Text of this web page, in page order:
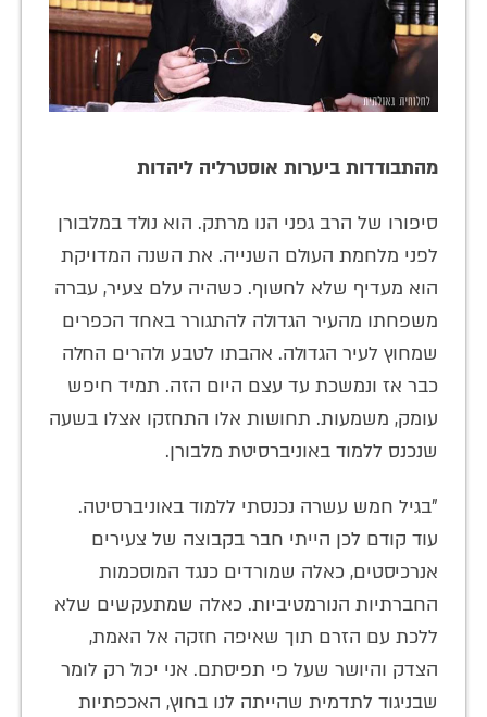
מהתבודדות ביערות אוסטרליה ליהדות
סיפורו של הרב גפני הנו מרתק. הוא נולד במלבורן
לפני מלחמת העולם השנייה. את השנה המדויקת
הוא מעדיף שלא לחשוף. כשהיה עלם צעיר, עברה
משפחתו מהעיר הגדולה להתגורר באחד הכפרים
שמחוץ לעיר הגדולה. אהבתו לטבע ולהרים החלה
כבר אז ונמשכת עד עצם היום הזה. תמיד חיפש
עומק, משמעות. תחושות אלו התחזקו אצלו בשעה
שנכנס ללמוד באוניברסיטת מלבורן.
"בגיל חמש עשרה נכנסתי ללמוד באוניברסיטה.
עוד קודם לכן הייתי חבר בקבוצה של צעירים
אנרכיסטים, כאלה שמורדים כנגד המוסכמות
החברתיות הנורמטיביות. כאלה שמתעקשים שלא
ללכת עם הזרם תוך שאיפה חזקה אל האמת,
הצדק והיושר שעל פי תפיסתם. אני יכול רק לומר
שבניגוד לתדמית שהייתה לנו בחוץ, האכפתיות